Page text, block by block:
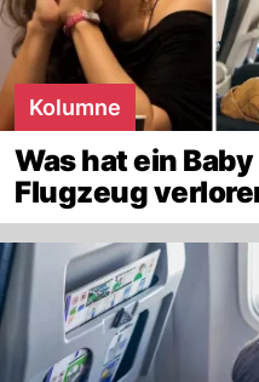
Kolumne
Was hat ein
Flugzeug